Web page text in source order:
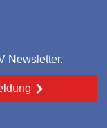
Newsletter.